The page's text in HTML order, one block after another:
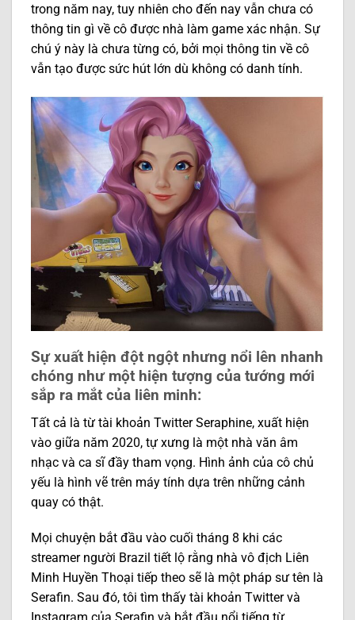
trong năm nay, tuy nhiên cho đến nay vẫn chưa có
thông tin gì về cô được nhà làm game xác nhận. Sự
chú ý này là chưa từng có, bởi mọi thông tin về cô
vẫn tạo được sức hút lớn dù không có danh tính.
Sự xuất hiện đột ngột nhưng nổi lên nhanh
chóng như một hiện tượng của tướng mới
sắp ra mắt của liên minh:
Tất cả là từ tài khoản Twitter Seraphine, xuất hiện
vào giữa năm 2020, tự xưng là một nhà văn âm
nhạc và ca sĩ đầy tham vọng. Hình ảnh của cô chủ
yếu là hình vẽ trên máy tính dựa trên những cảnh
quay có thật.
Mọi chuyện bắt đầu vào cuối tháng 8 khi các
streamer người Brazil tiết lộ rằng nhà vô địch Liên
Minh Huyền Thoại tiếp theo sẽ là một pháp sư tên là
Serafin. Sau đó, tôi tìm thấy tài khoản Twitter và